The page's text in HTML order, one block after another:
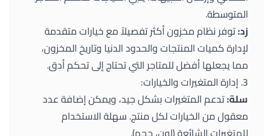
المتوسطة.
زد:توفر نظام مخزون أكثر تفصيلاً مع خيارات متقدمة
لإدارة كميات المنتجات والحدود الدنيا وتاريخ المخزون،
مما يجعلها أفضل للمتاجر التي تحتاج إلى تحكم أدق.
3. إدارة المتغيرات والخيارات:
سلة:تدعم المتغيرات بشكل جيد، ويمكن إضافة عدد
معقول من الخيارات لكل منتج. سهلة الاستخدام